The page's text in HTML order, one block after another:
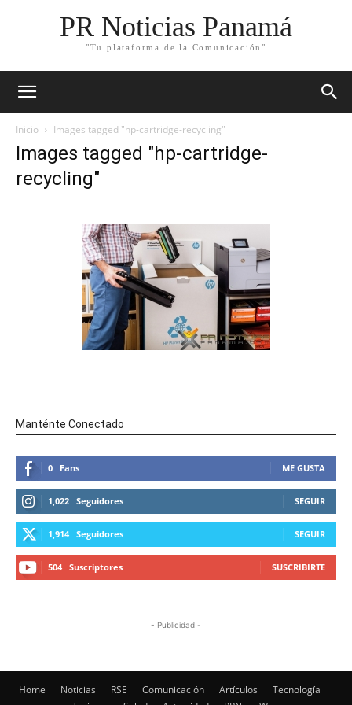
PR Noticias Panamá
"Tu plataforma de la Comunicación"
Inicio Images tagged "hp-cartridge-recycling"
Images tagged "hp-cartridge-
recycling"
Manténte Conectado
0 Fans ME GUSTA
1,022 Seguidores SEGUIR
1,914 Seguidores SEGUIR
504 Suscriptores SUSCRIBIRTE
- Publicidad -
Home Noticias RSE Comunicación Artículos
Tecnología